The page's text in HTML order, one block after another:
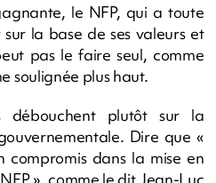
le NFP, qui a toute
la base de ses valeurs et
pas le faire seul, comme
soulignée plus haut.
débouchent plutôt sur la
Dire que «
compromis dans la mise en
», comme le dit Jean-Luc